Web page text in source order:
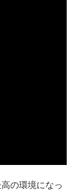
の環境になっ